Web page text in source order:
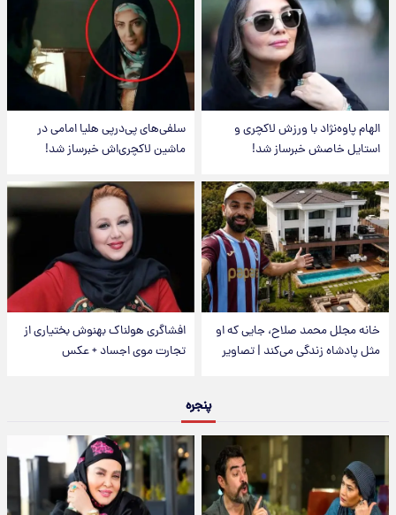
الهام پاوه‌نژاد با ورزش لاکچری و
استایل خاصش خبرساز شد!
سلفی‌های پی‌درپی هلیا امامی در
ماشین لاکچری‌اش خبرساز شد!
خانه مجلل محمد صلاح، جایی که او
مثل پادشاه زندگی می‌کند | تصاویر
افشاگری هولناک بهنوش بختیاری از
تجارت موی اجساد + عکس
پنجره